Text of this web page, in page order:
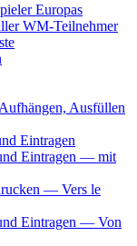
Europas
WM-Teilnehmer
Ausfüllen
Eintragen
Eintragen — mit
— Vers le
Eintragen — Von